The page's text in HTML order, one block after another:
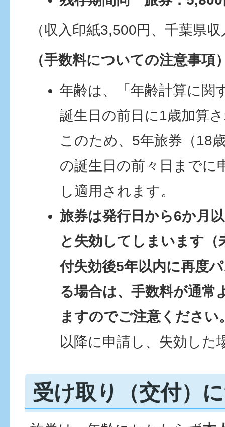
（収入印紙3,500円、千葉県
（手数料についての注意事項
年齢は、「年齢計算に関
誕生日の前日に1歳加算
このため、5年旅券（18
の誕生日の前々日までに
し適用されます。
旅券は発行日から6か月
と失効してしまいます（
付失効後5年以内に再度
る場合は、手数料が通常
ますのでご注意ください
以降に申請し、失効した
受け取り（交付）